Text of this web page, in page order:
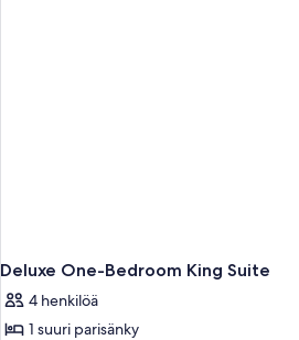
Deluxe One-Bedroom King Suite
4 henkilöä
1 suuri parisänky